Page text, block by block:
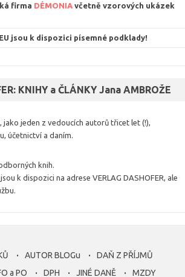
firma DÉMONIA včetně vzorových ukázek
jsou k dispozici písemné podklady!
KNIHY a ČLÁNKY Jana AMBROŽE
jako jeden z vedoucích autorů třicet let (!),
účetnictví a daním.
knih.
k dispozici na adrese VERLAG DASHOFER, ale
AUTOR BLOGu
DAŇ Z PŘÍJMŮ
a PO
DPH JINÉ DANĚ MZDY